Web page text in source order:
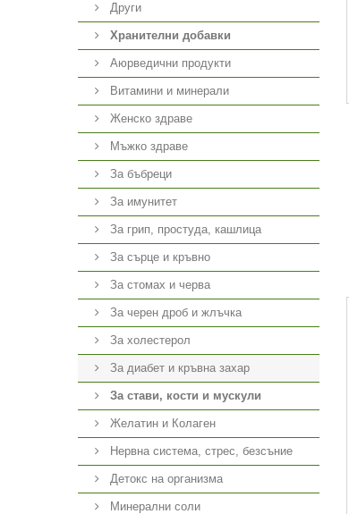
Други
Хранителни добавки
Аюрведични продукти
Витамини и минерали
Женско здраве
Мъжко здраве
За бъбреци
За имунитет
За грип, простуда, кашлица
За сърце и кръвно
За стомах и черва
За черен дроб и жлъчка
За холестерол
За диабет и кръвна захар
За стави, кости и мускули
Желатин и Колаген
Нервна система, стрес, безсъние
Детокс на организма
Минерални соли